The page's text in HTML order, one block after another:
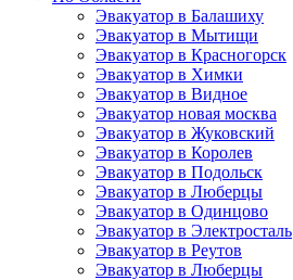
Эвакуатор в Балашиху
Эвакуатор в Мытищи
Эвакуатор в Красногорск
Эвакуатор в Химки
Эвакуатор в Видное
Эвакуатор новая москва
Эвакуатор в Жуковский
Эвакуатор в Королев
Эвакуатор в Подольск
Эвакуатор в Люберцы
Эвакуатор в Одинцово
Эвакуатор в Электросталь
Эвакуатор в Реутов
Эвакуатор в Люберцы